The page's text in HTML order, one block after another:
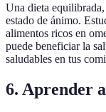
Una dieta
estado de ánimo.
alimentos ricos en
puede beneficiar la
saludables en tus
6. Aprender